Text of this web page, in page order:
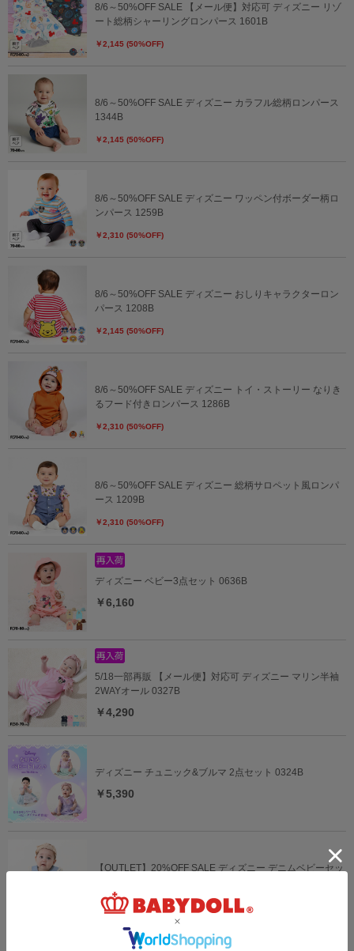
8/6～50%OFF SALE 【メール便】対応可 ディズニー リゾ
ート総柄シャーリングロンパース 1601B
￥2,145 (50%OFF)
8/6～50%OFF SALE ディズニー カラフル総柄ロンパース
1344B
￥2,145 (50%OFF)
8/6～50%OFF SALE ディズニー ワッペン付ボーダー柄ロ
ンパース 1259B
￥2,310 (50%OFF)
8/6～50%OFF SALE ディズニー おしりキャラクターロン
パース 1208B
￥2,145 (50%OFF)
8/6～50%OFF SALE ディズニー トイ・ストーリー なりき
るフード付きロンパース 1286B
￥2,310 (50%OFF)
8/6～50%OFF SALE ディズニー 総柄サロペット風ロンパ
ース 1209B
￥2,310 (50%OFF)
ディズニー ベビー3点セット 0636B
￥6,160
5/18一部再販 【メール便】対応可 ディズニー マリン半袖
2WAYオール 0327B
￥4,290
ディズニー チュニック&ブルマ 2点セット 0324B
￥5,390
【OUTLET】20%OFF SALE ディズニー デニムベビーセッ
￥4,312 (20%OFF)